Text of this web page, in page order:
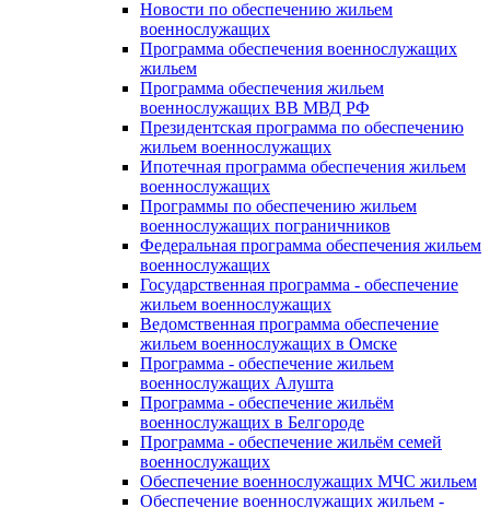
Новости по обеспечению жильем
военнослужащих
Программа обеспечения военнослужащих
жильем
Программа обеспечения жильем
военнослужащих ВВ МВД РФ
Президентская программа по обеспечению
жильем военнослужащих
Ипотечная программа обеспечения жильем
военнослужащих
Программы по обеспечению жильем
военнослужащих пограничников
Федеральная программа обеспечения жильем
военнослужащих
Государственная программа - обеспечение
жильем военнослужащих
Ведомственная программа обеспечение
жильем военнослужащих в Омске
Программа - обеспечение жильем
военнослужащих Алушта
Программа - обеспечение жильём
военнослужащих в Белгороде
Программа - обеспечение жильём семей
военнослужащих
Обеспечение военнослужащих МЧС жильем
Обеспечение военнослужащих жильем -